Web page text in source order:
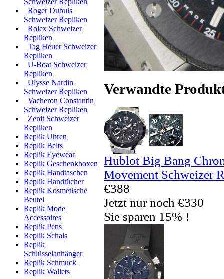
Schweizer Repliken
Roger Dubuis
Schweizer Repliken
Rolex Schweizer
Repliken
Tag Heuer Schweizer
Repliken
U-Boat Schweizer
Repliken
Ulysse Nardin
Schweizer Repliken
Vacheron Constantin
Schweizer Repliken
Zenit Schweizer
Repliken
Replik Uhren
Replik Belts
Replik Eyewear
Replik Geschenkboxen
Replik Handtaschen
Replik Handtücher
Replik Kosmetische
Beutel
Replik Mode
Accessoires
Replik Pens
Replik Schals
Replik
Schlüsselanhänger
Replik Schmuck
Replik Wallets
Verwandte
Hublot Big Bang
Movement Schweizer
€388
Jetzt nur noch €330
Sie sparen 15% !